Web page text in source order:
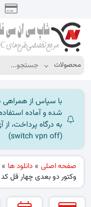
با سپاس از
شده و آماده
به درگاه پرداخت، از
(switch vpn off)
صفحه اصلی » دانلود ها »
وکتور دو بعدی چهار قل کد 06